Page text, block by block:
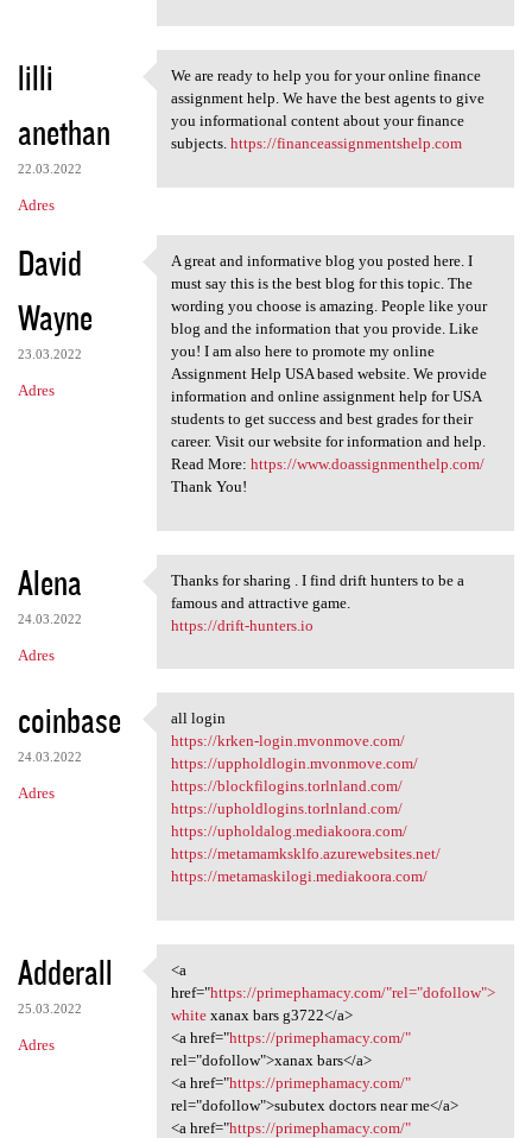
lilli
anethan
22.03.2022
Adres
We are ready to help you for
We are ready to help you for your online finance
assignment help. We have the best agents to give
you informational content about your finance
subjects. https://financeassignmentshelp.com
David
Wayne
23.03.2022
Adres
A great and informative blog
A great and informative blog you posted here. I
must say this is the best blog for this topic. The
wording you choose is amazing. People like your
blog and the information that you provide. Like
you! I am also here to promote my online
Assignment Help USA based website. We provide
information and online assignment help for USA
students to get success and best grades for their
career. Visit our website for information and help.
Read More: https://www.doassignmenthelp.com/
Thank You!
Alena
24.03.2022
Adres
Thanks for sharing . I find
Thanks for sharing . I find drift hunters to be a
famous and attractive game.
https://drift-hunters.io
coinbase
24.03.2022
Adres
all login
all login
https://krken-login.mvonmove.com/
https://uppholdlogin.mvonmove.com/
https://blockfilogins.torlnland.com/
https://upholdlogins.torlnland.com/
https://upholdalog.mediakoora.com/
https://metamamksklfo.azurewebsites.net/
https://metamaskilogi.mediakoora.com/
Adderall
25.03.2022
Adres
<a href="https://primephamacy
<a
href="https://primephamacy.com/"rel="dofollow">
whitexanax bars g3722</a>
<a href="https://primephamacy.com/"
rel="dofollow">xanax bars</a>
<a href="https://primephamacy.com/"
rel="dofollow">subutex doctors near me</a>
<a href="https://primephamacy.com/"